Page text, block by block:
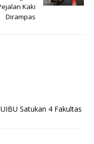
Kaki
Dirampas
Satukan 4 Fakultas